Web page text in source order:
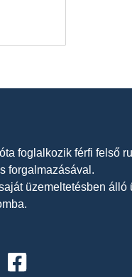
foglalkozik férfi felső
forgalmazásával.
üzemeltetésben álló